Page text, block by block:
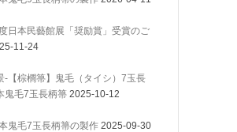
日本民藝館展「奨励賞」受賞のご
11-24
-【棕櫚箒】鬼毛（タイシ）7玉長
鬼毛7玉長柄箒 2025-10-12
鬼毛7玉長柄箒の製作 2025-09-30